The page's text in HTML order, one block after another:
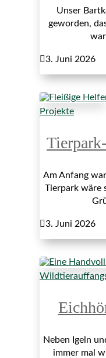
Unser
geworden,
3. Juni 2026
Projekte
Am Anfang
Tierpark wäre
3. Juni 2026
Neben Igeln
immer mal